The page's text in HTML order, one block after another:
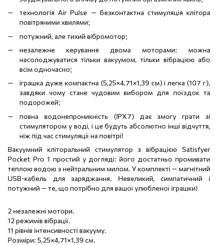
технологія Air Pulse — безконтактна стимуляція клітора
повітряними хвилями;
потужний, але тихий вібромотор;
незалежне керування двома моторами: можна
насолоджуватися тільки вакуумом, тільки вібрацією або
всім одночасно;
іграшка дуже компактна (5,25×4,71×1,39 см) і легка (107 г),
завдяки чому стане чудовим вибором для поїздок та
подорожей;
повна водонепроникність (IPX7) дає змогу грати зі
стимулятором у воді, і це будуть абсолютно інші відчуття,
ніж під час стимуляції на повітрі!
Вакуумний кліторальний стимулятор з вібрацією Satisfyer
Pocket Pro 1 простий у догляді: його достатньо промивати
теплою водою з нейтральним милом. У комплекті — магнітний
USB-кабель для заряджання. Невеликий, симпатичний і
потужний — те, що потрібно для вашої улюбленої іграшки!
2 незалежні мотори.
12 режимів вібрації.
11 рівнів інтенсивності вакууму.
Розміри: 5,25×4,71×1,39 см.